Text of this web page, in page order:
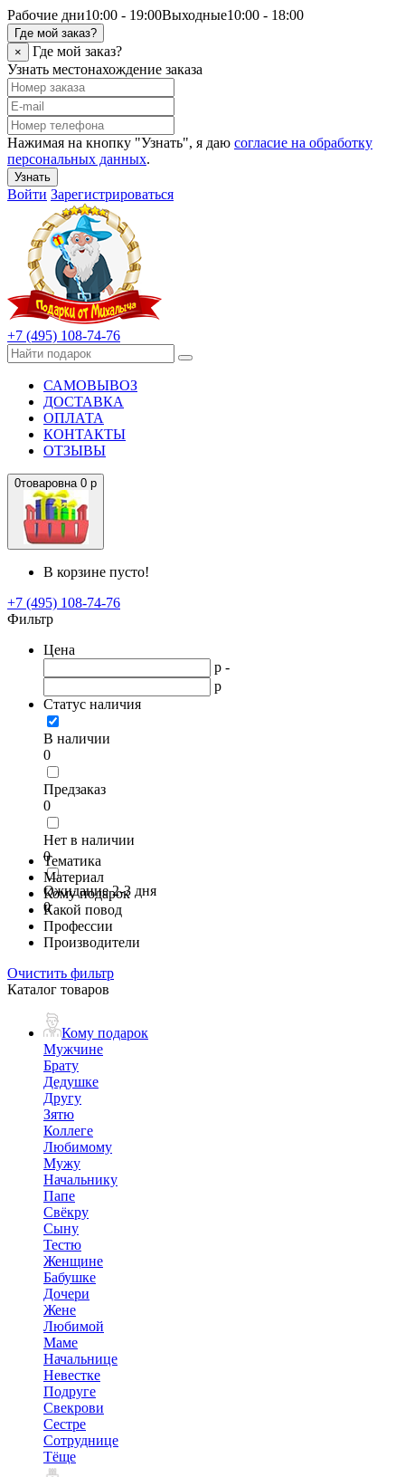
Рабочие дни10:00 - 19:00Выходные10:00 - 18:00
Где мой заказ?
×
Где мой заказ?
Узнать местонахождение заказа
Нажимая на кнопку "Узнать", я даю согласие на обработку
персональных данных.
Узнать
Войти Зарегистрироваться
+7 (495) 108-74-76
САМОВЫВОЗ
ДОСТАВКА
ОПЛАТА
КОНТАКТЫ
ОТЗЫВЫ
0товаровна 0 р
В корзине пусто!
+7 (495) 108-74-76
Фильтр
Цена
р -
р
Статус наличия
В наличии
0
Предзаказ
0
Нет в наличии
0
Ожидание 2-3 дня
0
Тематика
Материал
Кому подарок
Какой повод
Профессии
Производители
Очистить фильтр
Каталог товаров
Кому подарок
Мужчине
Брату
Дедушке
Другу
Зятю
Коллеге
Любимому
Мужу
Начальнику
Папе
Свёкру
Сыну
Тестю
Женщине
Бабушке
Дочери
Жене
Любимой
Маме
Начальнице
Невестке
Подруге
Свекрови
Сестре
Сотруднице
Тёще